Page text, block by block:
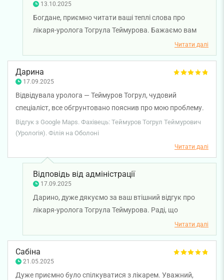
13.10.2025
Богдане, приємно читати ваші теплі слова про
лікаря-уролога Тогрула Теймурова. Бажаємо вам
Читати далі
Дарина
17.09.2025
Відвідувала уролога — Теймуров Тогрул, чудовий
спеціаліст, все обгрунтовано пояснив про мою проблему.
Дякую, буду звертатись ще👌🏻
Відгук з Google Maps. Фахівець: Теймуров Тогрул Теймурович
(Урологія). Філія на Оболоні
Читати далі
Відповідь від адміністрації
17.09.2025
Дарино, дуже дякуємо за ваш втішний відгук про
лікаря-уролога Тогрула Теймурова. Раді, що
консультація у лікаря була для вас зрозумілою та
корисною. Бажаємо вам міцного здоров'я!
Читати далі
Сабіна
21.05.2025
Дуже приємно було спілкуватися з лікарем. Уважний,